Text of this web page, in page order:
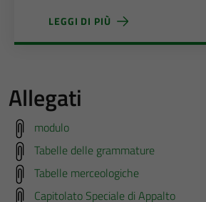
LEGGI DI PIÙ
Allegati
modulo
Tabelle delle grammature
Tabelle merceologiche
Capitolato Speciale di Appalto